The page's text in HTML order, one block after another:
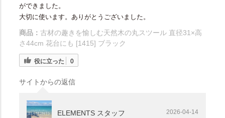
ができました。
大切に使います。ありがとうございました。
商品： 古材の趣きを愉しむ天然木の丸スツール 直径31×高
さ44cm 花台にも [1415] ブラック
役に立った 0
サイトからの返信
ELEMENTS スタッフ 2026-04-14